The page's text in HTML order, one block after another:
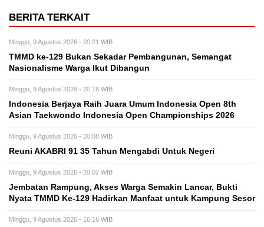
BERITA TERKAIT
Minggu, 9 Agustus 2026 - 20:21 WIB
TMMD ke-129 Bukan Sekadar Pembangunan, Semangat
Nasionalisme Warga Ikut Dibangun
Minggu, 9 Agustus 2026 - 20:16 WIB
Indonesia Berjaya Raih Juara Umum Indonesia Open 8th
Asian Taekwondo Indonesia Open Championships 2026
Minggu, 9 Agustus 2026 - 20:08 WIB
Reuni AKABRI 91 35 Tahun Mengabdi Untuk Negeri
Minggu, 9 Agustus 2026 - 20:02 WIB
Jembatan Rampung, Akses Warga Semakin Lancar, Bukti
Nyata TMMD Ke-129 Hadirkan Manfaat untuk Kampung Sesor
Minggu, 9 Agustus 2026 - 16:16 WIB